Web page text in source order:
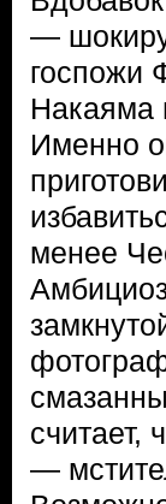
—
госпожи
Накаяма
Именно
менее
считает,
—